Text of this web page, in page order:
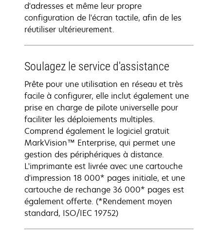
d'adresses et même leur propre
configuration de l'écran tactile, afin de les
réutiliser ultérieurement.
Soulagez le service d'assistance
Prête pour une utilisation en réseau et très
facile à configurer, elle inclut également une
prise en charge de pilote universelle pour
faciliter les déploiements multiples.
Comprend également le logiciel gratuit
MarkVision™ Enterprise, qui permet une
gestion des périphériques à distance.
L'imprimante est livrée avec une cartouche
d'impression 18 000* pages initiale, et une
cartouche de rechange 36 000* pages est
également offerte. (*Rendement moyen
standard, ISO/IEC 19752)